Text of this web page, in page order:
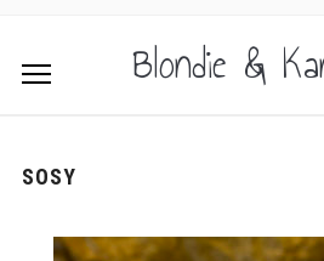
Blondie &
SOSY